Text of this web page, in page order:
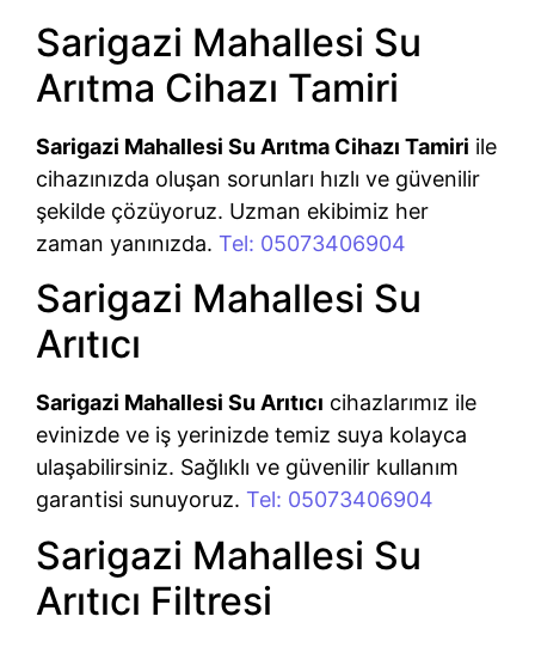
Sarigazi Mahallesi Su
Arıtma Cihazı Tamiri
Sarigazi Mahallesi Su Arıtma Cihazı Tamiri ile
cihazınızda oluşan sorunları hızlı ve güvenilir
şekilde çözüyoruz. Uzman ekibimiz her
zaman yanınızda. Tel: 05073406904
Sarigazi Mahallesi Su
Arıtıcı
Sarigazi Mahallesi Su Arıtıcı cihazlarımız ile
evinizde ve iş yerinizde temiz suya kolayca
ulaşabilirsiniz. Sağlıklı ve güvenilir kullanım
garantisi sunuyoruz. Tel: 05073406904
Sarigazi Mahallesi Su
Arıtıcı Filtresi